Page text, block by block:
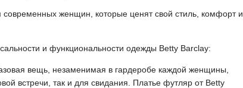
современных женщин, которые ценят свой стиль, комфорт и
и функциональности одежды Betty Barclay:
вещь, незаменимая в гардеробе каждой женщины,
встречи, так и для свидания. Платье футляр от Betty